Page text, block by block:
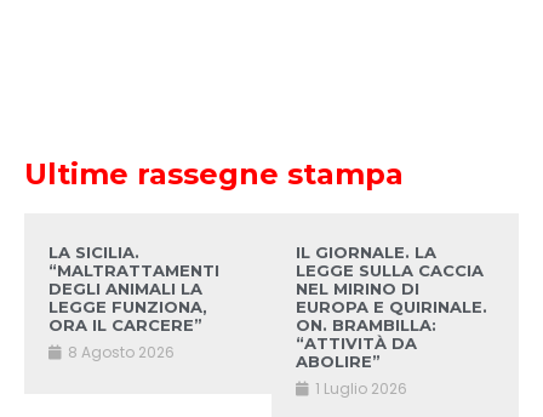
Ultime rassegne stampa
LA SICILIA.
“MALTRATTAMENTI
DEGLI ANIMALI LA
LEGGE FUNZIONA,
ORA IL CARCERE”
8 Agosto 2026
IL GIORNALE. LA
LEGGE SULLA CACCIA
NEL MIRINO DI
EUROPA E QUIRINALE.
ON. BRAMBILLA:
“ATTIVITÀ DA
ABOLIRE”
1 Luglio 2026